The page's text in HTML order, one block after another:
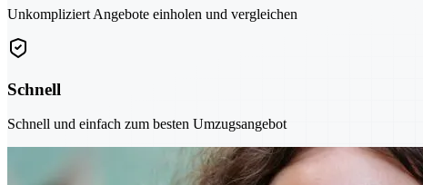
Unkompliziert Angebote einholen und vergleichen
Schnell
Schnell und einfach zum besten Umzugsangebot